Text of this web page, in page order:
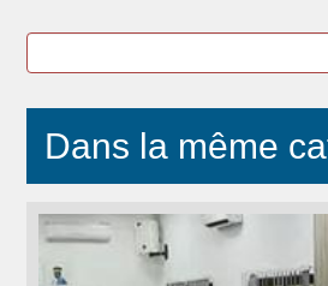
Dans la même